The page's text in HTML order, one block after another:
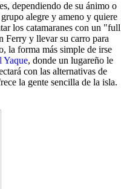
dependiendo de su ánimo o
alegre y ameno y quiere
los catamaranes con un "full
Ferry y llevar su carro para
la forma más simple de irse
Yaque, donde un lugareño le
con las alternativas de
la gente sencilla de la isla.